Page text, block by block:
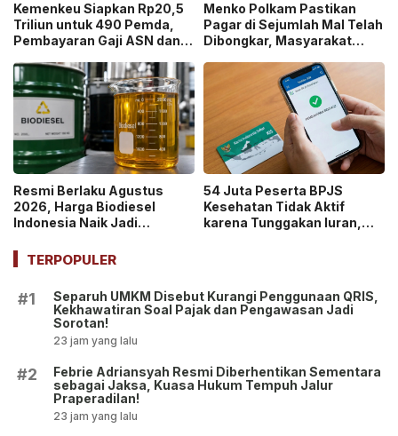
Kemenkeu Siapkan Rp20,5
Triliun untuk 490 Pemda,
Pembayaran Gaji ASN dan
Berjalan!
Menko Polkam Pastikan
Pagar di Sejumlah Mal Telah
Dibongkar, Masyarakat
Resmi Berlaku Agustus
2026, Harga Biodiesel
Indonesia Naik Jadi
54 Juta Peserta BPJS
Kesehatan Tidak Aktif
karena Tunggakan Iuran,
TERPOPULER
#1
Separuh UMKM Disebut Kurangi Penggunaan QRIS,
Kekhawatiran Soal Pajak dan Pengawasan Jadi
Sorotan!
23 jam yang lalu
#2
Febrie Adriansyah Resmi Diberhentikan Sementara
sebagai Jaksa, Kuasa Hukum Tempuh Jalur
Praperadilan!
23 jam yang lalu